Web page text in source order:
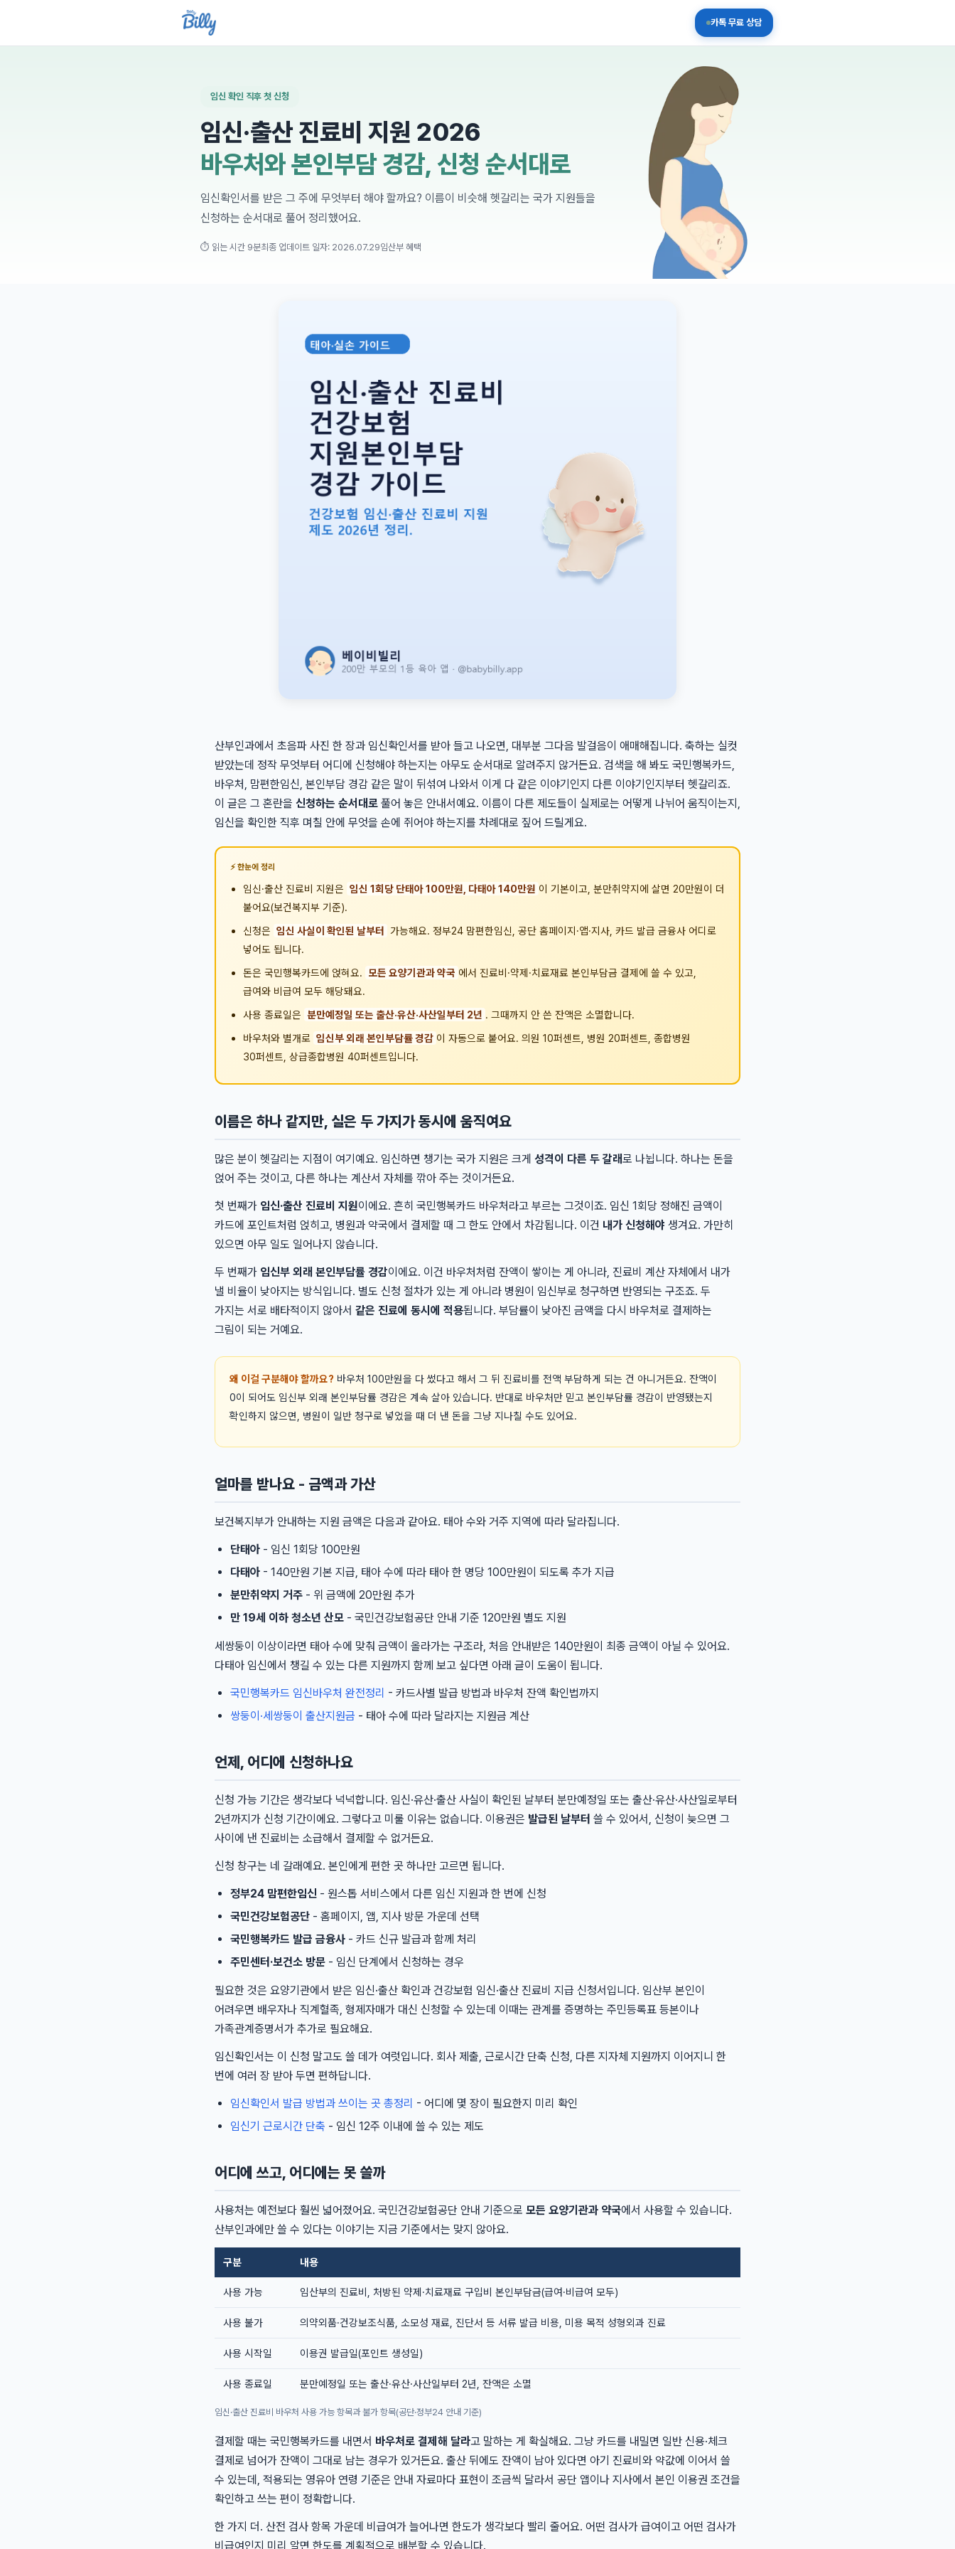
카톡 무료 상담
임신 확인 직후 첫 신청
임신·출산 진료비 지원 2026
바우처와 본인부담 경감, 신청 순서대로
임신확인서를 받은 그 주에 무엇부터 해야 할까요? 이름이 비슷해 헷갈리는 국가 지원들을
신청하는 순서대로 풀어 정리했어요.
⏱ 읽는 시간 9분최종 업데이트 일자: 2026.07.29임산부 혜택
산부인과에서 초음파 사진 한 장과 임신확인서를 받아 들고 나오면, 대부분 그다음 발걸음이 애매해집니다. 축하는 실컷
받았는데 정작 무엇부터 어디에 신청해야 하는지는 아무도 순서대로 알려주지 않거든요. 검색을 해 봐도 국민행복카드,
바우처, 맘편한임신, 본인부담 경감 같은 말이 뒤섞여 나와서 이게 다 같은 이야기인지 다른 이야기인지부터 헷갈리죠.
이 글은 그 혼란을 신청하는 순서대로 풀어 놓은 안내서예요. 이름이 다른 제도들이 실제로는 어떻게 나뉘어 움직이는지,
임신을 확인한 직후 며칠 안에 무엇을 손에 쥐어야 하는지를 차례대로 짚어 드릴게요.
한눈에 정리
임신·출산 진료비 지원은 임신 1회당 단태아 100만원, 다태아 140만원 이 기본이고, 분만취약지에 살면 20만원이 더
붙어요(보건복지부 기준).
신청은 임신 사실이 확인된 날부터 가능해요. 정부24 맘편한임신, 공단 홈페이지·앱·지사, 카드 발급 금융사 어디로
넣어도 됩니다.
돈은 국민행복카드에 얹혀요. 모든 요양기관과 약국 에서 진료비·약제·치료재료 본인부담금 결제에 쓸 수 있고,
급여와 비급여 모두 해당돼요.
사용 종료일은 분만예정일 또는 출산·유산·사산일부터 2년 . 그때까지 안 쓴 잔액은 소멸합니다.
바우처와 별개로 임신부 외래 본인부담률 경감 이 자동으로 붙어요. 의원 10퍼센트, 병원 20퍼센트, 종합병원
30퍼센트, 상급종합병원 40퍼센트입니다.
이름은 하나 같지만, 실은 두 가지가 동시에 움직여요
많은 분이 헷갈리는 지점이 여기예요. 임신하면 챙기는 국가 지원은 크게 성격이 다른 두 갈래로 나뉩니다. 하나는 돈을
얹어 주는 것이고, 다른 하나는 계산서 자체를 깎아 주는 것이거든요.
첫 번째가 임신·출산 진료비 지원이에요. 흔히 국민행복카드 바우처라고 부르는 그것이죠. 임신 1회당 정해진 금액이
카드에 포인트처럼 얹히고, 병원과 약국에서 결제할 때 그 한도 안에서 차감됩니다. 이건 내가 신청해야 생겨요. 가만히
있으면 아무 일도 일어나지 않습니다.
두 번째가 임신부 외래 본인부담률 경감이에요. 이건 바우처처럼 잔액이 쌓이는 게 아니라, 진료비 계산 자체에서 내가
낼 비율이 낮아지는 방식입니다. 별도 신청 절차가 있는 게 아니라 병원이 임신부로 청구하면 반영되는 구조죠. 두
가지는 서로 배타적이지 않아서 같은 진료에 동시에 적용됩니다. 부담률이 낮아진 금액을 다시 바우처로 결제하는
그림이 되는 거예요.
왜 이걸 구분해야 할까요? 바우처 100만원을 다 썼다고 해서 그 뒤 진료비를 전액 부담하게 되는 건 아니거든요. 잔액이
0이 되어도 임신부 외래 본인부담률 경감은 계속 살아 있습니다. 반대로 바우처만 믿고 본인부담률 경감이 반영됐는지
확인하지 않으면, 병원이 일반 청구로 넣었을 때 더 낸 돈을 그냥 지나칠 수도 있어요.
얼마를 받나요 - 금액과 가산
보건복지부가 안내하는 지원 금액은 다음과 같아요. 태아 수와 거주 지역에 따라 달라집니다.
단태아 - 임신 1회당 100만원
다태아 - 140만원 기본 지급, 태아 수에 따라 태아 한 명당 100만원이 되도록 추가 지급
분만취약지 거주 - 위 금액에 20만원 추가
만 19세 이하 청소년 산모 - 국민건강보험공단 안내 기준 120만원 별도 지원
세쌍둥이 이상이라면 태아 수에 맞춰 금액이 올라가는 구조라, 처음 안내받은 140만원이 최종 금액이 아닐 수 있어요.
다태아 임신에서 챙길 수 있는 다른 지원까지 함께 보고 싶다면 아래 글이 도움이 됩니다.
국민행복카드 임신바우처 완전정리 - 카드사별 발급 방법과 바우처 잔액 확인법까지
쌍둥이·세쌍둥이 출산지원금 - 태아 수에 따라 달라지는 지원금 계산
언제, 어디에 신청하나요
신청 가능 기간은 생각보다 넉넉합니다. 임신·유산·출산 사실이 확인된 날부터 분만예정일 또는 출산·유산·사산일로부터
2년까지가 신청 기간이에요. 그렇다고 미룰 이유는 없습니다. 이용권은 발급된 날부터 쓸 수 있어서, 신청이 늦으면 그
사이에 낸 진료비는 소급해서 결제할 수 없거든요.
신청 창구는 네 갈래예요. 본인에게 편한 곳 하나만 고르면 됩니다.
정부24 맘편한임신 - 원스톱 서비스에서 다른 임신 지원과 한 번에 신청
국민건강보험공단 - 홈페이지, 앱, 지사 방문 가운데 선택
국민행복카드 발급 금융사 - 카드 신규 발급과 함께 처리
주민센터·보건소 방문 - 임신 단계에서 신청하는 경우
필요한 것은 요양기관에서 받은 임신·출산 확인과 건강보험 임신·출산 진료비 지급 신청서입니다. 임산부 본인이
어려우면 배우자나 직계혈족, 형제자매가 대신 신청할 수 있는데 이때는 관계를 증명하는 주민등록표 등본이나
가족관계증명서가 추가로 필요해요.
임신확인서는 이 신청 말고도 쓸 데가 여럿입니다. 회사 제출, 근로시간 단축 신청, 다른 지자체 지원까지 이어지니 한
번에 여러 장 받아 두면 편하답니다.
임신확인서 발급 방법과 쓰이는 곳 총정리 - 어디에 몇 장이 필요한지 미리 확인
임신기 근로시간 단축 - 임신 12주 이내에 쓸 수 있는 제도
어디에 쓰고, 어디에는 못 쓸까
사용처는 예전보다 훨씬 넓어졌어요. 국민건강보험공단 안내 기준으로 모든 요양기관과 약국에서 사용할 수 있습니다.
산부인과에만 쓸 수 있다는 이야기는 지금 기준에서는 맞지 않아요.
임신·출산 진료비 바우처 사용 가능 항목과 불가 항목(공단·정부24 안내 기준)
구분 내용
사용 가능 임산부의 진료비, 처방된 약제·치료재료 구입비 본인부담금(급여·비급여 모두)
사용 불가 의약외품·건강보조식품, 소모성 재료, 진단서 등 서류 발급 비용, 미용 목적 성형외과 진료
사용 시작일 이용권 발급일(포인트 생성일)
사용 종료일 분만예정일 또는 출산·유산·사산일부터 2년, 잔액은 소멸
결제할 때는 국민행복카드를 내면서 바우처로 결제해 달라고 말하는 게 확실해요. 그냥 카드를 내밀면 일반 신용·체크
결제로 넘어가 잔액이 그대로 남는 경우가 있거든요. 출산 뒤에도 잔액이 남아 있다면 아기 진료비와 약값에 이어서 쓸
수 있는데, 적용되는 영유아 연령 기준은 안내 자료마다 표현이 조금씩 달라서 공단 앱이나 지사에서 본인 이용권 조건을
확인하고 쓰는 편이 정확합니다.
한 가지 더. 산전 검사 항목 가운데 비급여가 늘어나면 한도가 생각보다 빨리 줄어요. 어떤 검사가 급여이고 어떤 검사가
비급여인지 미리 알면 한도를 계획적으로 배분할 수 있습니다.